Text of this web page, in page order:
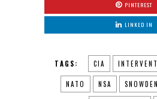
PINTEREST
LINKED IN
TAGS: CIA
NATO NSA SNOWDEN